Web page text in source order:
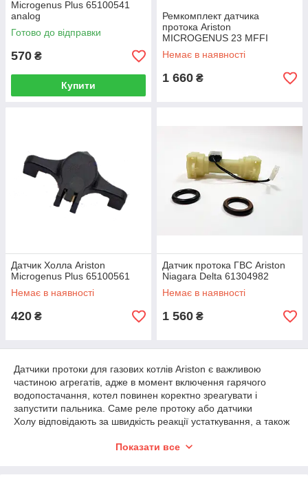
Microgenus Plus 65100541
analog
Готово до відправки
570 ₴
Купити
Ремкомплект датчика
протока Ariston
MICROGENUS 23 MFFI
65100519
Немає в наявності
1 660 ₴
Датчик Холла Ariston
Microgenus Plus 65100561
Немає в наявності
420 ₴
Датчик протока ГВС Ariston
Niagara Delta 61304982
Немає в наявності
1 560 ₴
Датчики протоки для газових котлів Ariston є важливою
частиною агрегатів, адже в момент включення гарячого
водопостачання, котел повинен коректно зреагувати і
запустити пальника. Саме реле протоку або датчики
Холу відповідають за швидкість реакції устаткування, а також
магазині зібраний хороший асортимент датчиків протоки які
Показати все